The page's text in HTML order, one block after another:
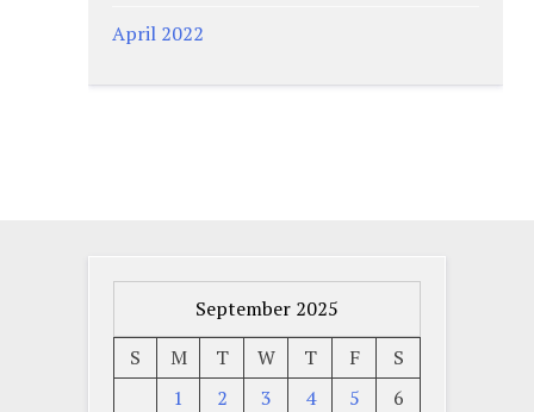
April 2022
September 2025
S
M T W T F
S
1
2 3 4 5 6